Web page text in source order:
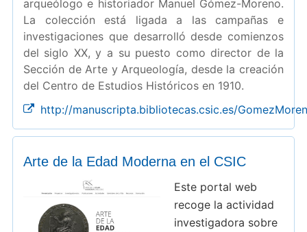
arqueólogo e historiador Manuel Gómez-Moreno.
La colección está ligada a las campañas e
investigaciones que desarrolló desde comienzos
del siglo XX, y a su puesto como director de la
Sección de Arte y Arqueología, desde la creación
del Centro de Estudios Históricos en 1910.
http://manuscripta.bibliotecas.csic.es/
Arte de la Edad Moderna en el CSIC
Este portal web
recoge la actividad
investigadora sobre